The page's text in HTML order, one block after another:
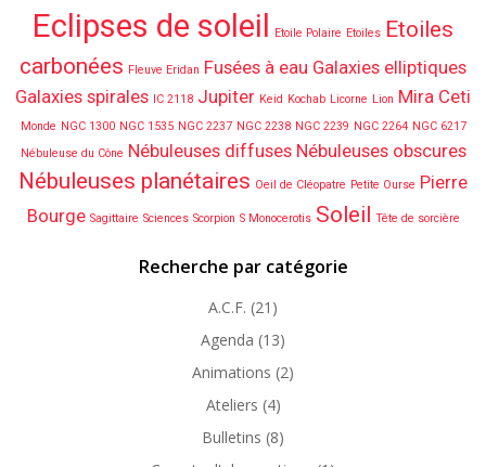
Eclipses de soleil Etoile Polaire Etoiles Etoiles
carbonées Fleuve Eridan Fusées à eau Galaxies elliptiques
Galaxies spirales IC 2118 Jupiter Keid Kochab Licorne Lion Mira Ceti
Monde NGC 1300 NGC 1535 NGC 2237 NGC 2238 NGC 2239 NGC 2264 NGC 6217
Nébuleuse du Cône Nébuleuses diffuses Nébuleuses obscures
Nébuleuses planétaires Oeil de Cléopatre Petite Ourse Pierre
Bourge Sagittaire Sciences Scorpion S Monocerotis Soleil Tête de sorcière
Recherche par catégorie
A.C.F. (21)
Agenda (13)
Animations (2)
Ateliers (4)
Bulletins (8)